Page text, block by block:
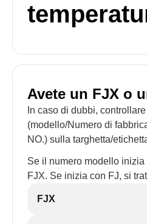
Avete un FJX o
In caso di dubbi,
(modello/Numero di
NO.) sulla targhetta/
Se il numero modello inizia
FJX. Se inizia con FJ, si
FJX